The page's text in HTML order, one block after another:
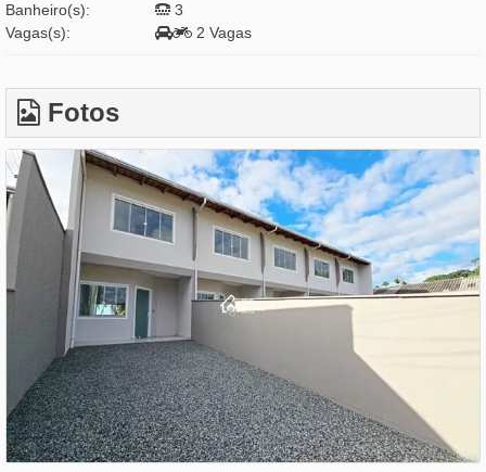
Banheiro(s):
3
Vagas(s):
2 Vagas
Fotos